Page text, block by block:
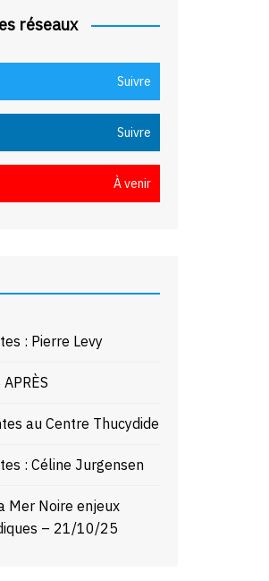
réseaux
Suivre
Suivre
À venir
: Pierre Levy
au Centre Thucydide
: Céline Jurgensen
Mer Noire enjeux
– 21/10/25